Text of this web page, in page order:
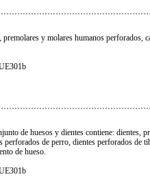
premolares y molares humanos perforados,
de huesos y dientes contiene: dientes,
de perro, dientes perforados de
de hueso.